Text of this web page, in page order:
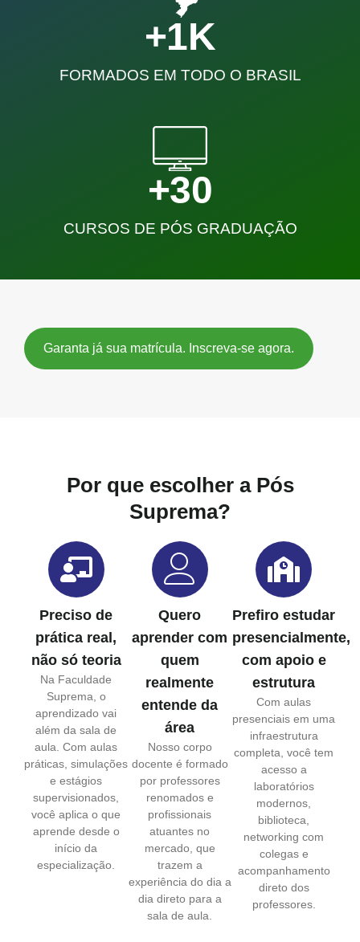
FORMADOS EM TODO O BRASIL
+1K
CURSOS DE PÓS GRADUAÇÃO
+38
Garanta já sua matrícula. Inscreva-se agora.
Por que escolher a Pós
Suprema?
Preciso de
prática real,
não só teoria
Na Faculdade
Suprema, o
aprendizado vai
além da sala de
aula. Com aulas
práticas, simulações
e estágios
supervisionados,
você aplica o que
aprende desde o
início da
especialização.
Quero
aprender com
quem
realmente
entende da
área
Nosso corpo
docente é formado
por professores
renomados e
profissionais
atuantes no
mercado, que
trazem a
experiência do dia a
dia direto para a
sala de aula.
Prefiro estudar
presencialmente,
com apoio e
estrutura
Com aulas
presenciais em uma
infraestrutura
completa, você tem
acesso a
laboratórios
modernos,
biblioteca,
networking com
colegas e
acompanhamento
direto dos
professores.